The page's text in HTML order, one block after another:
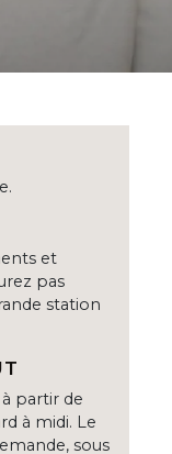
et
pas
station
partir de
à midi. Le
sous